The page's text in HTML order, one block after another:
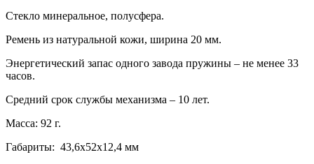
Стекло минеральное, полусфера.
Ремень из натуральной кожи, ширина 20 мм.
Энергетический запас одного завода пружины – не менее 33
часов.
Средний срок службы механизма – 10 лет.
Масса: 92 г.
Габариты: 43,6х52х12,4 мм